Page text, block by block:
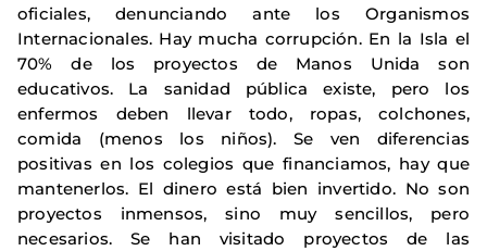
oficiales, denunciando ante los Organismos
Internacionales. Hay mucha corrupción. En la Isla el
70% de los proyectos de Manos Unida son
educativos. La sanidad pública existe, pero los
enfermos deben llevar todo, ropas, colchones,
comida (menos los niños). Se ven diferencias
positivas en los colegios que financiamos, hay que
mantenerlos. El dinero está bien invertido. No son
proyectos inmensos, sino muy sencillos, pero
necesarios. Se han visitado proyectos de las